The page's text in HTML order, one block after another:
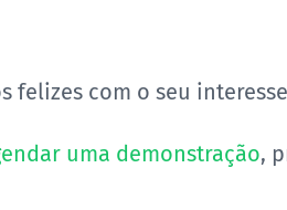
felizes com o seu
uma demonstração,